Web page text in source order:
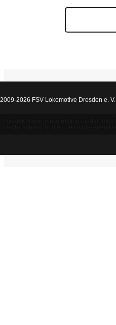
2009-2026 FSV Lokomotive Dresden e. V.